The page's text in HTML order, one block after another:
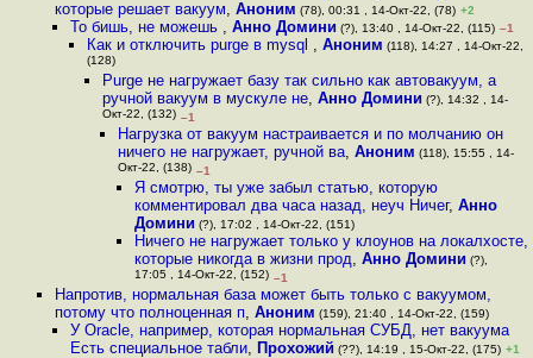
которые решает вакуум, Аноним (78), 00:31 , 14-Окт-22, (78) +2
То бишь, не можешь ,Анно Домини (?), 13:40 , 14-Окт-22, (115) –1
Как и отключить purge в mysql , Аноним (118), 14:27 , 14-Окт-22,
(128)
Purge не нагружает базу так сильно как автовакуум, а
ручной вакуум в мускуле не, Анно Домини (?), 14:32 , 14-
Окт-22, (132) –1
Нагрузка от вакуум настраивается и по молчанию он
ничего не нагружает, ручной ва,Аноним (118), 15:55 , 14-
Окт-22, (138) –1
Я смотрю, ты уже забыл статью, которую
комментировал два часа назад, неуч Ничег, Анно
Домини (?), 17:02 , 14-Окт-22, (151)
Ничего не нагружает только у клоунов на локалхосте,
которые никогда в жизни прод, Анно Домини (?),
17:05 , 14-Окт-22, (152) –1
Напротив, нормальная база может быть только с вакуумом,
потому что полноценная п, Аноним (159), 21:40 , 14-Окт-22, (159)
У Oracle, например, которая нормальная СУБД, нет вакуума
Есть специальное табли, Прохожий (??), 14:19 , 15-Окт-22, (175) +1